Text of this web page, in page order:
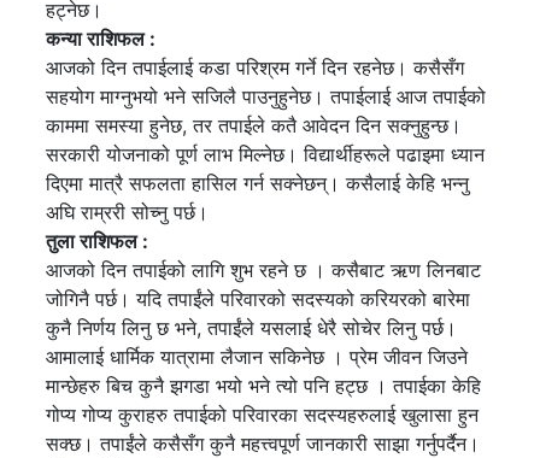
हट्नेछ।
कन्या राशिफल :
आजको दिन तपाईलाई कडा परिश्रम गर्ने दिन रहनेछ। कसैसँग
सहयोग माग्नुभयो भने सजिलै पाउनुहुनेछ। तपाईलाई आज तपाईको
काममा समस्या हुनेछ, तर तपाईले कतै आवेदन दिन सक्नुहुन्छ।
सरकारी योजनाको पूर्ण लाभ मिल्नेछ। विद्यार्थीहरूले पढाइमा ध्यान
दिएमा मात्रै सफलता हासिल गर्न सक्नेछन्। कसैलाई केहि भन्नु
अघि राम्ररी सोच्नु पर्छ।
तुला राशिफल :
आजको दिन तपाईको लागि शुभ रहने छ । कसैबाट ऋण लिनबाट
जोगिनै पर्छ। यदि तपाईंले परिवारको सदस्यको करियरको बारेमा
कुनै निर्णय लिनु छ भने, तपाईंले यसलाई धेरै सोचेर लिनु पर्छ।
आमालाई धार्मिक यात्रामा लैजान सकिनेछ । प्रेम जीवन जिउने
मान्छेहरु बिच कुनै झगडा भयो भने त्यो पनि हट्छ । तपाईका केहि
गोप्य गोप्य कुराहरु तपाईको परिवारका सदस्यहरुलाई खुलासा हुन
सक्छ। तपाईंले कसैसँग कुनै महत्त्वपूर्ण जानकारी साझा गर्नुपर्दैन।